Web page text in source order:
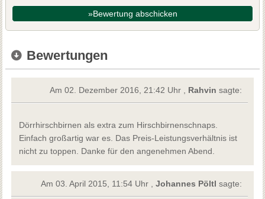
»Bewertung abschicken
Bewertungen
Am 02. Dezember 2016, 21:42 Uhr , Rahvin sagte:
Dörrhirschbirnen als extra zum Hirschbirnenschnaps.
Einfach großartig war es. Das Preis-Leistungsverhältnis ist
nicht zu toppen. Danke für den angenehmen Abend.
Am 03. April 2015, 11:54 Uhr ,Johannes Pöltl sagte: